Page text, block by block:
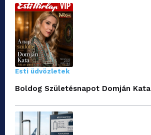
Esti üdvözletek
Boldog Születésnapot Domján Kata